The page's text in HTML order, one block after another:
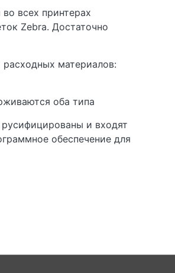
всех принтерах
Zebra. Достаточно
материалов:
оба типа
и входят
обеспечение для